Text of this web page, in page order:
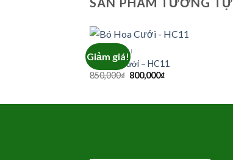
Giảm giá!
HOA CÔ DÂU
Bó Hoa Cưới – HC11
850,000₫ Giá
800,000₫Giá